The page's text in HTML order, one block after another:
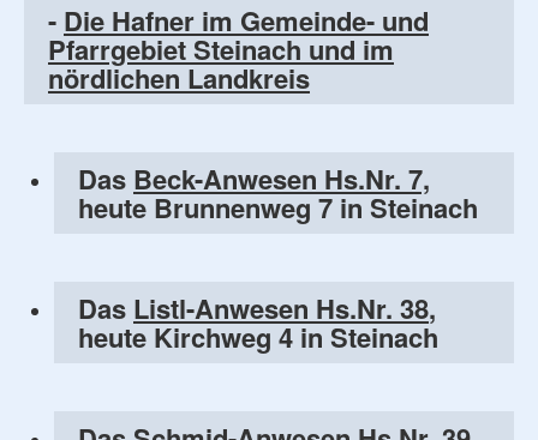
- Die Hafner im Gemeinde- und
Pfarrgebiet Steinach und im
nördlichen Landkreis
Das Beck-Anwesen Hs.Nr. 7,
heute Brunnenweg 7 in Steinach
Das Listl-Anwesen Hs.Nr. 38,
heute Kirchweg 4 in Steinach